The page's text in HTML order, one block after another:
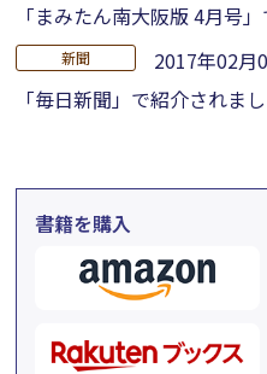
「まみたん南大阪版 4月号
新聞
2017年02月
「毎日新聞」で紹介されまし
書籍を購入